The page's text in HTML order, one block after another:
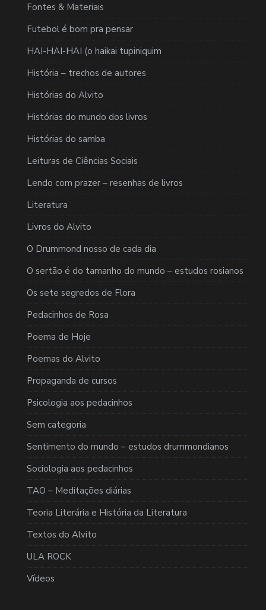
Fontes & Materiais
Futebol é bom pra pensar
HAI-HAI-HAI (o haikai tupiniquim
História – trechos de autores
Histórias do Alvito
Histórias do mundo dos livros
Histórias do samba
Leituras de Ciências Sociais
Lendo com prazer – resenhas de livros
Literatura
Livros do Alvito
O Drummond nosso de cada dia
O sertão é do tamanho do mundo – estudos rosianos
Os sete segredos de Flora
Pedacinhos de Rosa
Poema de Hoje
Poemas do Alvito
Propaganda de cursos
Psicologia aos pedacinhos
Sem categoria
Sentimento do mundo – estudos drummondianos
Sociologia aos pedacinhos
TAO – Meditações diárias
Teoria Literária e História da Literatura
Textos do Alvito
ULA ROCK
Vídeos